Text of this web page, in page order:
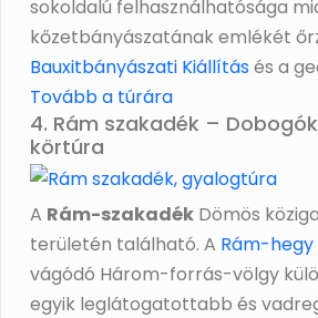
sokoldalú felhasználhatósága
kőzetbányászatának emlékét
Bauxitbányászati Kiállításés a
Tovább a túrára
4. Rám szakadék –
körtúra
A Rám-szakadék Dömös
területén található. A Rám-hegy
vágódó Három-forrás-völgy
egyik leglátogatottabb és